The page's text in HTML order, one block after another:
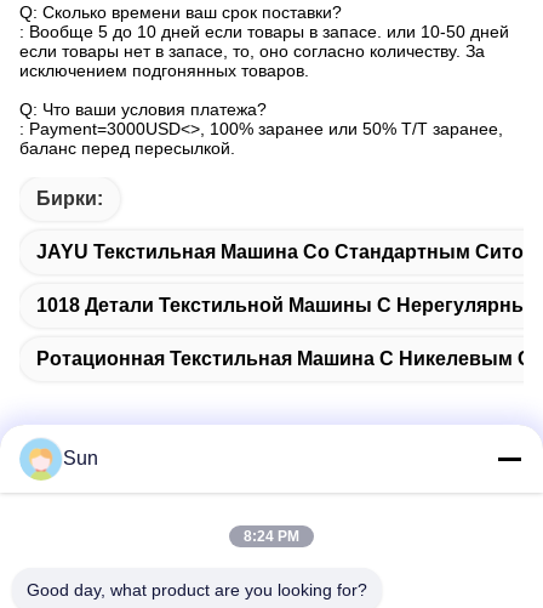
Q: Сколько времени ваш срок поставки?
: Вообще 5 до 10 дней если товары в запасе. или 10-50 дней
если товары нет в запасе, то, оно согласно количеству. За
исключением подгонянных товаров.
Q: Что ваши условия платежа?
: Payment=3000USD<>, 100% заранее или 50% T/T заранее,
баланс перед пересылкой.
Бирки:
JAYU Текстильная Машина Со Стандартным
1018 Детали Текстильной Машины С
Ротационная Текстильная Машина С Никелевым
NO.55 XINSHENG ROAD, РАЙОН УЦЗИНЬ, ГОРОД
Sun
8:24 PM
Good day, what product are you looking for?